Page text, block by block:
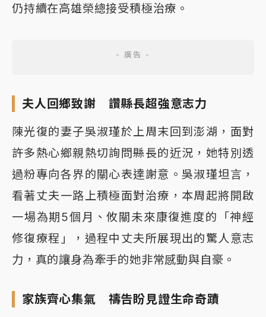
仍持續在高雄榮總接受積極治療。
夫人回鄉致謝 讚縣長超強意志力
陳光復的妻子吳淑瑾於上周末回到澎湖，面對
許多熱心鄉親熱切詢問縣長的近況，她特別透
過粉專向各界的關心表達謝意。吳淑瑾坦言，
看著丈夫一路上積極面對治療，本周起將開啟
一場為期5個月、攸關未來康復進度的「神經
修復療程」，過程中丈夫所展現出的驚人意志
力，真的讓身為牽手的她非常感動與自豪。
家族齊心集氣 禱告盼見證生命奇蹟